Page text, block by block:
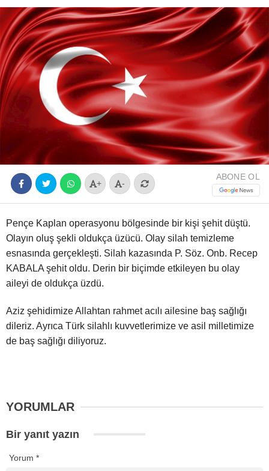
+ -
ABONE OL
Pençe Kaplan operasyonu bölgesinde bir kişi şehit düştü.
Olayın oluş şekli oldukça üzücü. Olay silah temizleme
esnasında gerçekleşti. Silah kazasında P. Söz. Onb. Recep
KABALA şehit oldu. Derin bir biçimde etkileyen bu olay
aileyi de oldukça üzdü.
Aziz şehidimize Allahtan rahmet acılı ailesine baş sağlığı
dileriz. Ayrıca Türk silahlı kuvvetlerimize ve asil milletimize
de baş sağlığı diliyoruz.
YORUMLAR
Bir yanıt yazın
Yorum *